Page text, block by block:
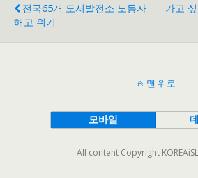
전국65개 도서발전소 노동자
해고 위기
가고
맨 위로
모바일
All content Copyright